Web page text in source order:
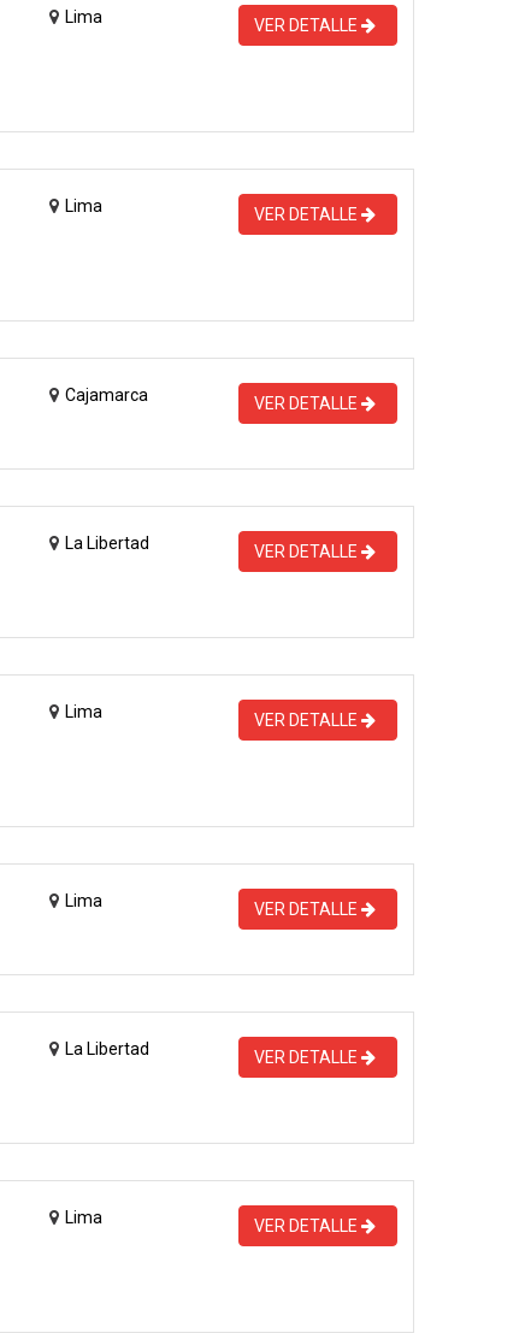
Lima VER DETALLE
Lima VER DETALLE
Cajamarca VER DETALLE
La Libertad VER DETALLE
Lima VER DETALLE
Lima VER DETALLE
La Libertad VER DETALLE
Lima VER DETALLE